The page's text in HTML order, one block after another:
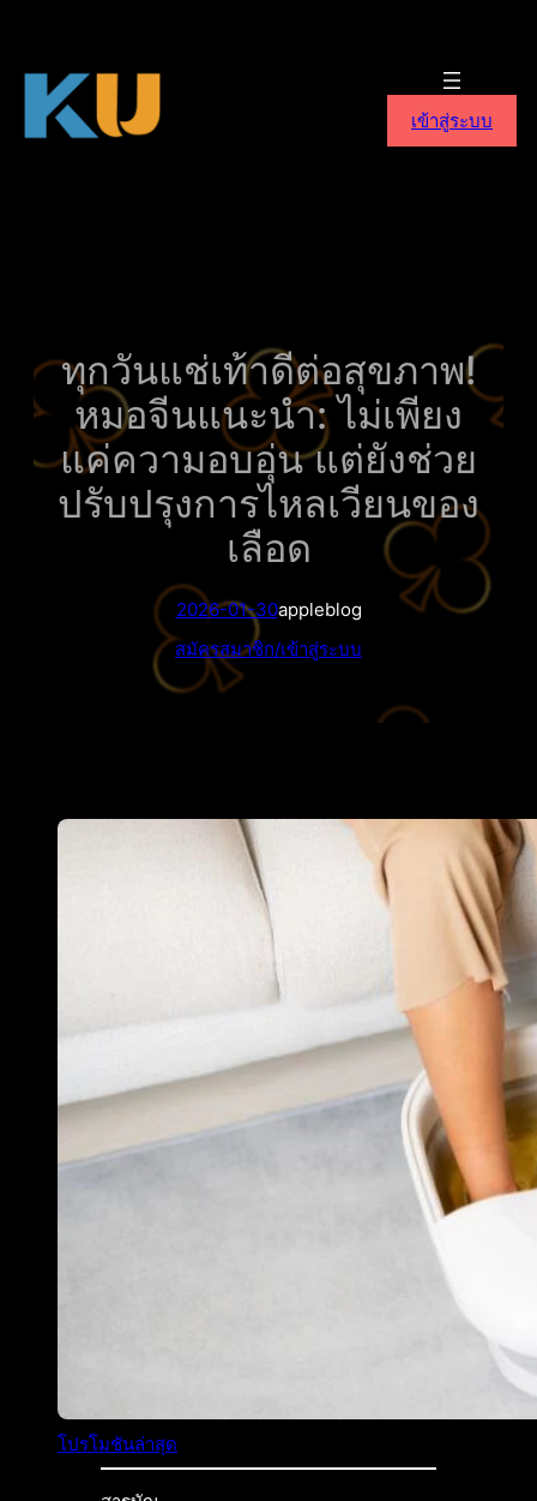
ยัง
เนื้อหา
เข้าสู่ระบบ
ทุกวันแช่เท้าดีต่อสุขภาพ!
หมอจีนแนะนำ: ไม่เพียง
แค่ความอบอุ่น แต่ยังช่วย
ปรับปรุงการไหลเวียนของ
เลือด
2026-01-30appleblog
สมัครสมาชิก/เข้าสู่ระบบ
โปรโมชันล่าสุด